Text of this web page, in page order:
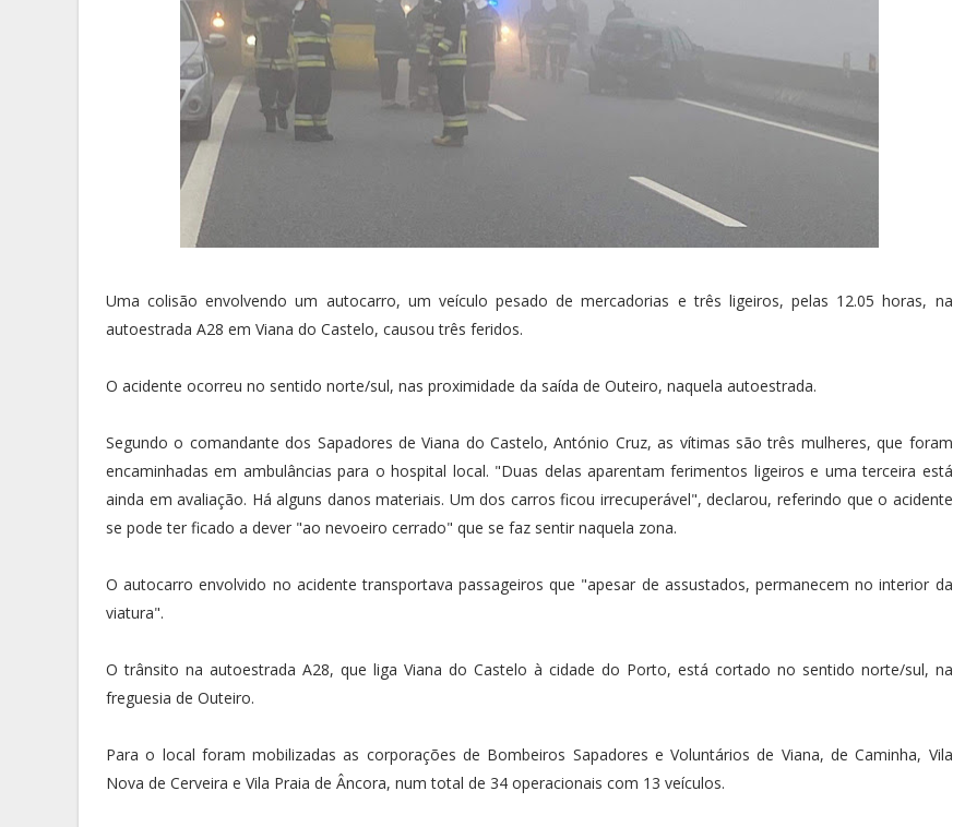
Uma colisão envolvendo um autocarro, um veículo pesado de mercadorias e três ligeiros, pelas 12.05 horas, na
autoestrada A28 em Viana do Castelo, causou três feridos.
O acidente ocorreu no sentido norte/sul, nas proximidade da saída de Outeiro, naquela autoestrada.
Segundo o comandante dos Sapadores de Viana do Castelo, António Cruz, as vítimas são três mulheres, que foram
encaminhadas em ambulâncias para o hospital local. "Duas delas aparentam ferimentos ligeiros e uma terceira está
ainda em avaliação. Há alguns danos materiais. Um dos carros ficou irrecuperável", declarou, referindo que o acidente
se pode ter ficado a dever "ao nevoeiro cerrado" que se faz sentir naquela zona.
O autocarro envolvido no acidente transportava passageiros que "apesar de assustados, permanecem no interior da
viatura".
O trânsito na autoestrada A28, que liga Viana do Castelo à cidade do Porto, está cortado no sentido norte/sul, na
freguesia de Outeiro.
Para o local foram mobilizadas as corporações de Bombeiros Sapadores e Voluntários de Viana, de Caminha, Vila
Nova de Cerveira e Vila Praia de Âncora, num total de 34 operacionais com 13 veículos.